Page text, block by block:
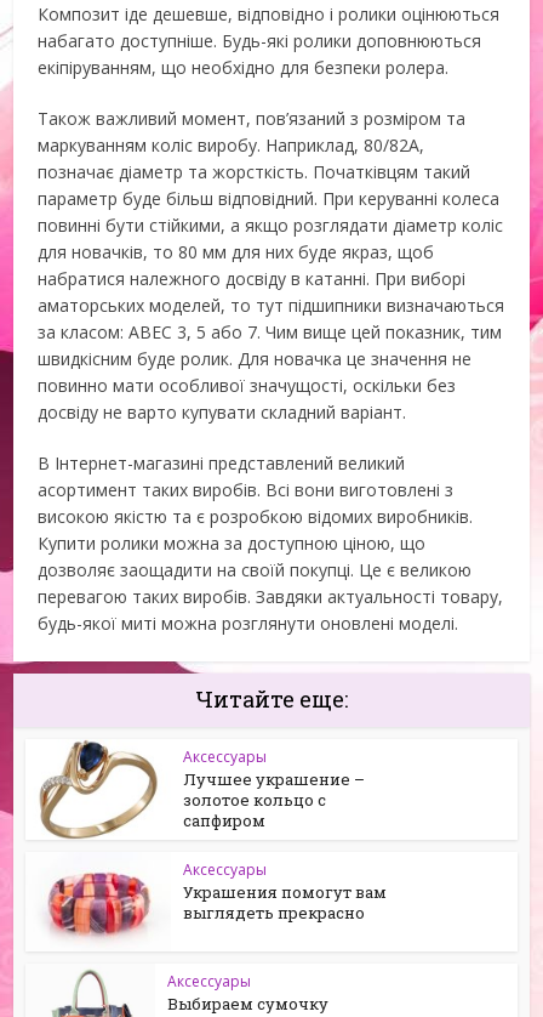
Композит іде дешевше, відповідно і ролики оцінюються
набагато доступніше. Будь-які ролики доповнюються
екіпіруванням, що необхідно для безпеки ролера.
Також важливий момент, пов’язаний з розміром та
маркуванням коліс виробу. Наприклад, 80/82А,
позначає діаметр та жорсткість. Початківцям такий
параметр буде більш відповідний. При керуванні колеса
повинні бути стійкими, а якщо розглядати діаметр коліс
для новачків, то 80 мм для них буде якраз, щоб
набратися належного досвіду в катанні. При виборі
аматорських моделей, то тут підшипники визначаються
за класом: ABEC 3, 5 або 7. Чим вище цей показник, тим
швидкісним буде ролик. Для новачка це значення не
повинно мати особливої значущості, оскільки без
досвіду не варто купувати складний варіант.
В Інтернет-магазині представлений великий
асортимент таких виробів. Всі вони виготовлені з
високою якістю та є розробкою відомих виробників.
Купити ролики можна за доступною ціною, що
дозволяє заощадити на своїй покупці. Це є великою
перевагою таких виробів. Завдяки актуальності товару,
будь-якої миті можна розглянути оновлені моделі.
Читайте еще:
Аксессуары
Лучшее украшение –
золотое кольцо с
сапфиром
Аксессуары
Украшения помогут вам
выглядеть прекрасно
Аксессуары
Выбираем сумочку